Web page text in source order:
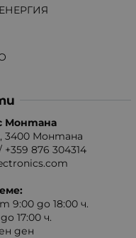
Монтана
3400 Монтана
876 304314
9:00 до 18:00 ч.
17:00 ч.
ден